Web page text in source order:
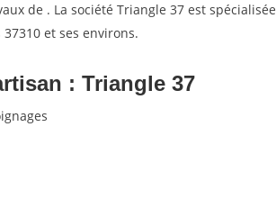
de . La société Triangle 37 est spécialisée
et ses environs.
: Triangle 37